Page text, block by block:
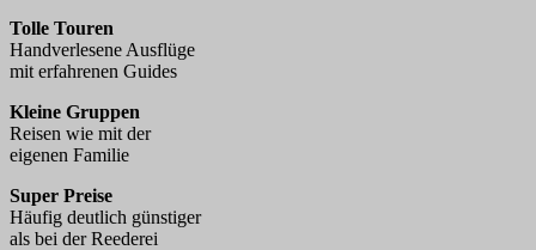
Tolle Touren
Handverlesene Ausflüge
mit erfahrenen Guides
Kleine Gruppen
Reisen wie mit der
eigenen Familie
Super Preise
Häufig deutlich günstiger
als bei der Reederei